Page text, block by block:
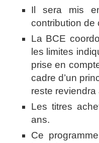
Il sera mis
contribution de
La BCE
les limites
prise en
cadre d’un
reste
Les titres
ans.
Ce